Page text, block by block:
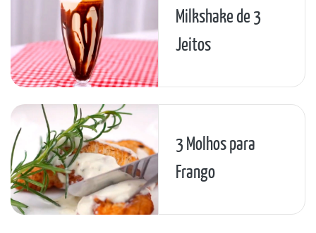
Milkshake de 3
Jeitos
3 Molhos para
Frango